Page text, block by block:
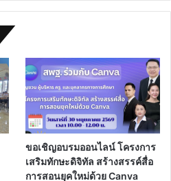
ขอเชิญอบรมออนไลน์ โครงการ
เสริมทักษะดิจิทัล สร้างสรรค์สื่อ
การสอนยุคใหม่ด้วย Canva